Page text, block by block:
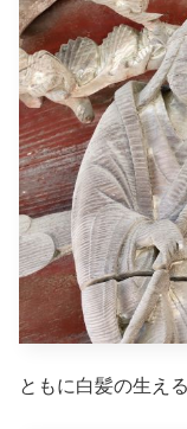
ともに白髪の生え